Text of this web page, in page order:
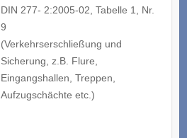
DIN 277- 2:2005-02, Tabelle 1, Nr.
9
(Verkehrserschließung und
Sicherung, z.B. Flure,
Eingangshallen, Treppen,
Aufzugschächte etc.)